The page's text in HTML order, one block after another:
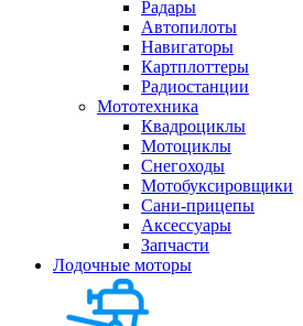
Радары
Автопилоты
Навигаторы
Картплоттеры
Радиостанции
Мототехника
Квадроциклы
Мотоциклы
Снегоходы
Мотобуксировщики
Сани-прицепы
Аксессуары
Запчасти
Лодочные моторы